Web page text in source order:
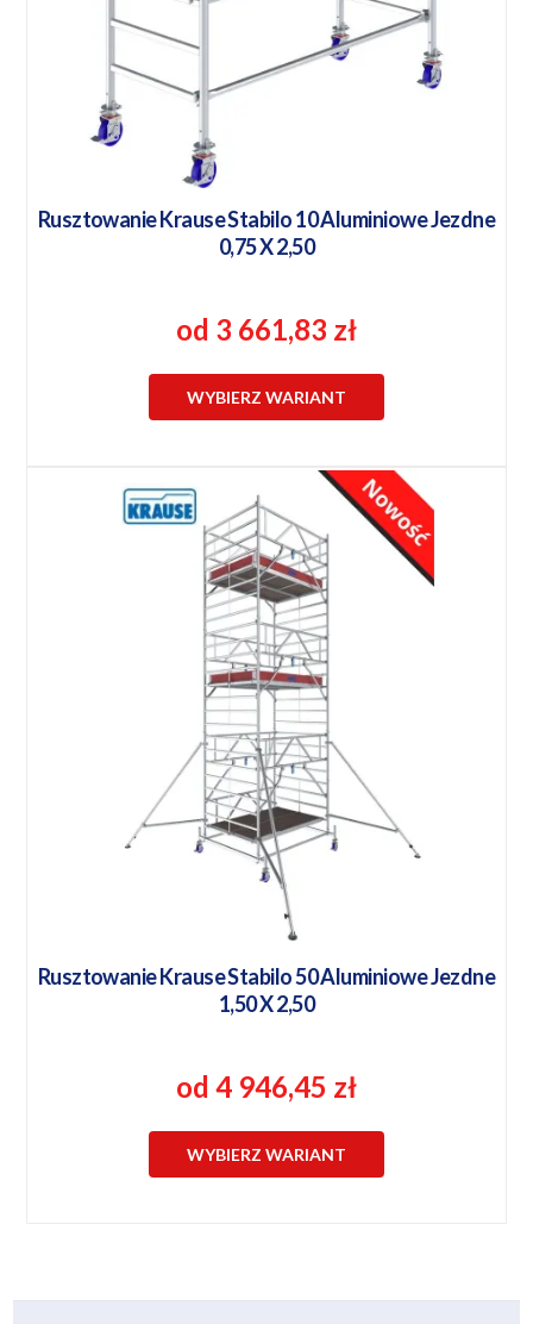
Rusztowanie Krause Stabilo 10 Aluminiowe Jezdne
0,75 X 2,50
od 3 661,83 zł
WYBIERZ WARIANT
Rusztowanie Krause Stabilo 50 Aluminiowe Jezdne
1,50 X 2,50
od 4 946,45 zł
WYBIERZ WARIANT